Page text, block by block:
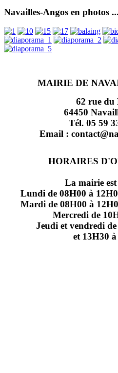
Navailles-Angos en photos
MAIRIE DE
62 rue du
64450
Tél. 05 59
Email :
HORAIRES
La mairie
Lundi de 08H00 à
Mardi de 08H00 à
Mercredi de
Jeudi et vendredi
et 13H30